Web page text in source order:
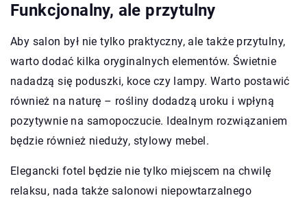
Funkcjonalny, ale przytulny
Aby salon był nie tylko praktyczny, ale także przytulny,
warto dodać kilka oryginalnych elementów. Świetnie
nadadzą się poduszki, koce czy lampy. Warto postawić
również na naturę – rośliny dodadzą uroku i wpłyną
pozytywnie na samopoczucie. Idealnym rozwiązaniem
będzie również nieduży, stylowy mebel.
Elegancki fotel będzie nie tylko miejscem na chwilę
relaksu, nada także salonowi niepowtarzalnego